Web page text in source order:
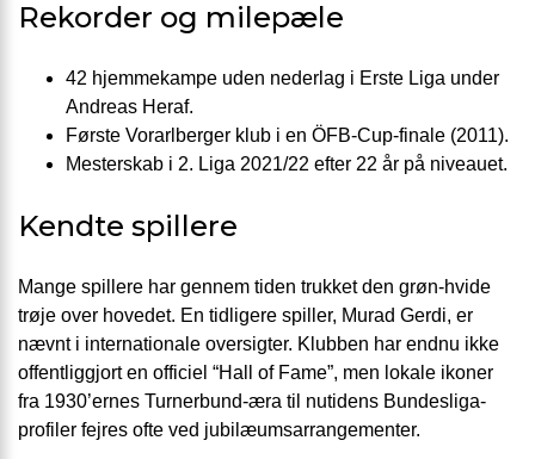
Rekorder og milepæle
42 hjemmekampe uden nederlag i Erste Liga under
Andreas Heraf.
Første Vorarlberger klub i en ÖFB-Cup-finale (2011).
Mesterskab i 2. Liga 2021/22 efter 22 år på niveauet.
Kendte spillere
Mange spillere har gennem tiden trukket den grøn-hvide
trøje over hovedet. En tidligere spiller, Murad Gerdi, er
nævnt i internationale oversigter. Klubben har endnu ikke
offentliggjort en officiel “Hall of Fame”, men lokale ikoner
fra 1930’ernes Turnerbund-æra til nutidens Bundesliga-
profiler fejres ofte ved jubilæumsarrangementer.